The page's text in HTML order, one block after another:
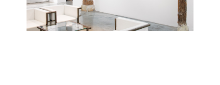
instagram
facebook